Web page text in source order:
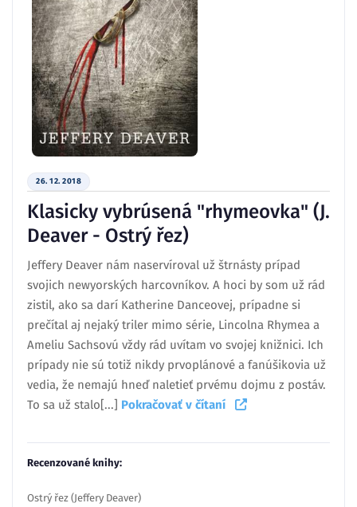
26. 12. 2018
Klasicky vybrúsená "rhymeovka" (J.
Deaver - Ostrý řez)
Jeffery Deaver nám naservíroval už štrnásty prípad
svojich newyorských harcovníkov. A hoci by som už rád
zistil, ako sa darí Katherine Danceovej, prípadne si
prečítal aj nejaký triler mimo série, Lincolna Rhymea a
Ameliu Sachsovú vždy rád uvítam vo svojej knižnici. Ich
prípady nie sú totiž nikdy prvoplánové a fanúšikovia už
vedia, že nemajú hneď naletieť prvému dojmu z postáv.
To sa už stalo[...] Pokračovať v čítaní
Recenzované knihy:
Ostrý řez (Jeffery Deaver)